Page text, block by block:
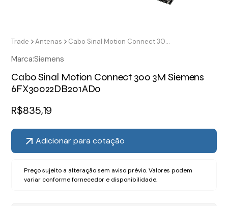
Trade Antenas Cabo Sinal Motion Connect 300 3M Siemens 6FX30022DB201AD0
Marca:Siemens
Cabo Sinal Motion Connect 300 3M Siemens
6FX30022DB201AD0
R$835,19
Adicionar para cotação
Preço sujeito a alteração sem aviso prévio. Valores podem
variar conforme fornecedor e disponibilidade.